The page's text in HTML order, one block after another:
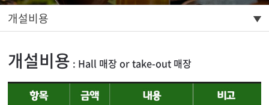
개설비용
개설비용 : Hall 매장 or take-out 매장